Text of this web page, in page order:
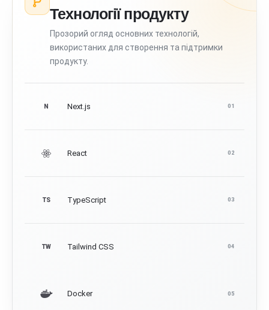
Технології продукту
Прозорий огляд основних технологій,
використаних для створення та підтримки
продукту.
N Next.js 01
React 02
TS TypeScript 03
TW Tailwind CSS 04
Docker 05